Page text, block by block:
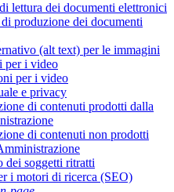
lettura dei documenti elettronici
produzione dei documenti
(alt text) per le immagini
per i video
per i video
e privacy
di contenuti prodotti dalla
di contenuti non prodotti
dei soggetti ritratti
i motori di ricerca (SEO)